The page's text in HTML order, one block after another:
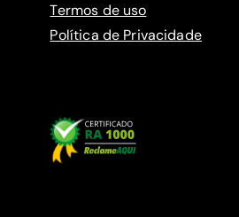
Termos de uso
Política de Privacidade